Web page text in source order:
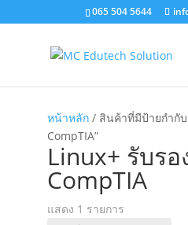
065 504 5644
หน้าหลัก/ สินค้าที่มีป้ายกำกับ
CompTIA”
Linux+ รับรอ
CompTIA
แสดง 1 รายการ